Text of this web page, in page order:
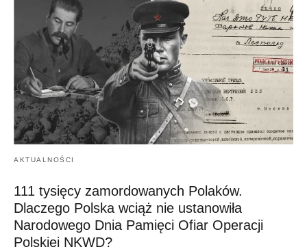
AKTUALNOŚCI
111 tysięcy zamordowanych Polaków.
Dlaczego Polska wciąż nie ustanowiła
Narodowego Dnia Pamięci Ofiar Operacji
Polskiej NKWD?